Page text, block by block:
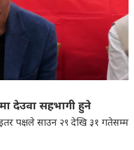
देउवा सहभागी हुने
पक्षले साउन २९ देखि ३१ गतेसम्म